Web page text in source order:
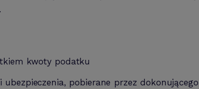
kwoty podatku
pobierane przez